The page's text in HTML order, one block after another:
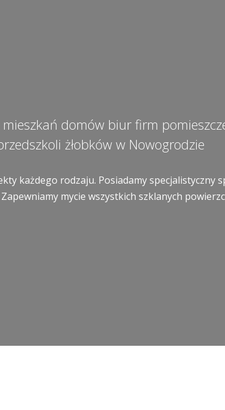
domów biur firm
żłobków w Nowogrodzie
każdego rodzaju. Posiadamy specjalistyczny
mycie wszystkich szklanych